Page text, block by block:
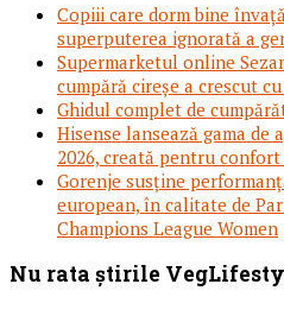
Copiii care dorm bine
superputerea ignorată a
Supermarketul online
cumpără cireșe a crescut cu
Ghidul complet de
Hisense lansează gama
2026, creată pentru
Gorenje susține
european, în calitate de
Champions League Women
Footer
Nu rata știrile